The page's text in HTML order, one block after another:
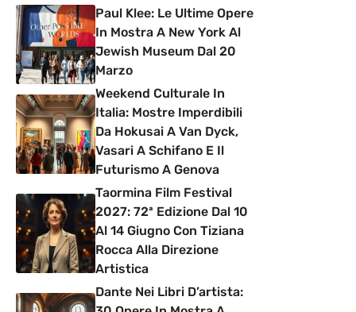
Paul Klee: Le Ultime Opere
In Mostra A New York Al
Jewish Museum Dal 20
Marzo
Weekend Culturale In
Italia: Mostre Imperdibili
Da Hokusai A Van Dyck,
Vasari A Schifano E Il
Futurismo A Genova
Taormina Film Festival
2027: 72ª Edizione Dal 10
Al 14 Giugno Con Tiziana
Rocca Alla Direzione
Artistica
Dante Nei Libri D’artista: